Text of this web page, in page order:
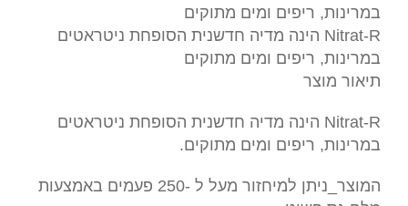
במרינות, ריפים ומים מתוקים
Nitrat-R הינה מדיה חדשנית הסופחת ניטראטים
במרינות, ריפים ומים מתוקים
תיאור מוצר
Nitrat-R הינה מדיה חדשנית הסופחת ניטראטים
במרינות, ריפים ומים מתוקים.
המוצר_ניתן למיחזור מעל ל -250 פעמים באמצעות